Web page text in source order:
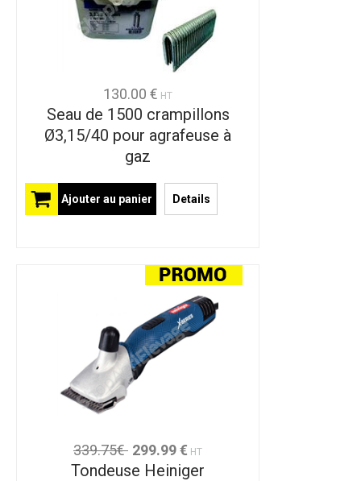
130.00 € HT
Seau de 1500 crampillons
Ø3,15/40 pour agrafeuse à
gaz
Ajouter au panier Details
339.75€ 299.99 € HT
Tondeuse Heiniger